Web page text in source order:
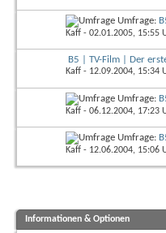
Umfrage:
Kaff - 02.01.2005, 15:55
B5 | TV-Film | Der
Kaff - 12.09.2004, 15:34
Umfrage:
Kaff - 06.12.2004, 17:23
Umfrage:
Kaff - 12.06.2004, 15:06
Informationen & Optionen